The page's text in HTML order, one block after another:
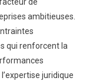
ambitieuses.
qui renforcent la
juridique